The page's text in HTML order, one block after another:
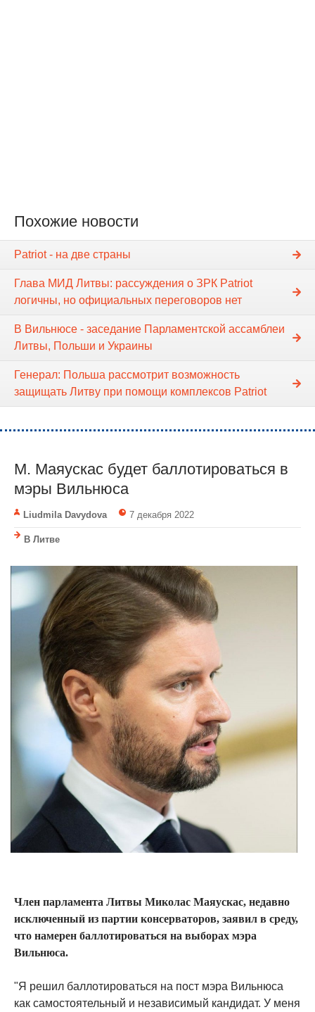
Похожие новости
Patriot - на две страны
Глава МИД Литвы: рассуждения о ЗРК Patriot
логичны, но официальных переговоров нет
В Вильнюсе - заседание Парламентской ассамблеи
Литвы, Польши и Украины
Генерал: Польша рассмотрит возможность
защищать Литву при помощи комплексов Patriot
М. Маяускас будет баллотироваться в
мэры Вильнюса
Liudmila Davydova 7 декабря 2022
В Литве
Член парламента Литвы Миколас Маяускас, недавно
исключенный из партии консерваторов, заявил в среду,
что намерен баллотироваться на выборах мэра
Вильнюса.
"Я решил баллотироваться на пост мэра Вильнюса
как самостоятельный и независимый кандидат. У меня